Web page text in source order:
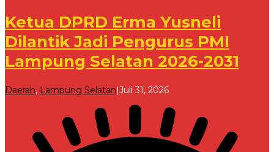
Ketua DPRD Erma Yusneli
Dilantik Jadi Pengurus PMI
Lampung Selatan 2026-2031
Daerah, Lampung Selatan|Juli 31, 2026oleh